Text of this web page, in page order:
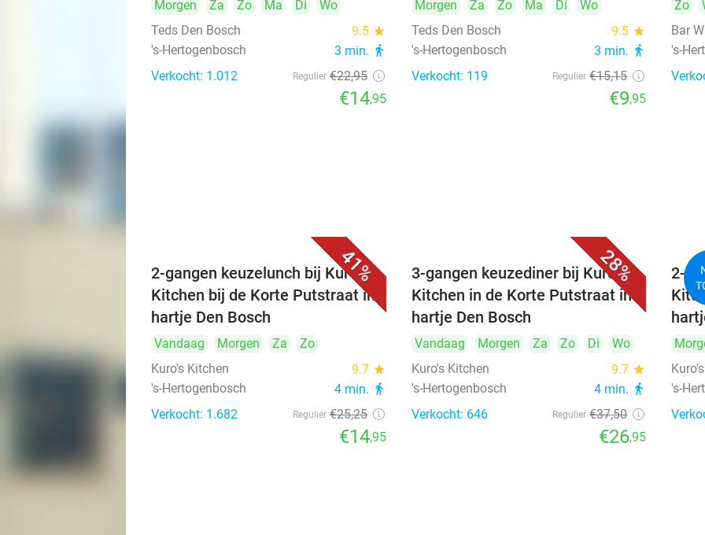
Morgen Za Zo Ma Di
Wo
Teds Den Bosch
9.5 star
's-Hertogenbosch 3 min. directions_walk
Verkocht: 1.012 Regulier €22,95
€14,95
Morgen Za Zo Ma Di
Wo
Teds Den Bosch
9.5 star
's-Hertogenbosch 3 min. directions_walk
Verkocht: 119 Regulier €15,15
€9,95
Zo
Bar
's-
41%
2-gangen keuzelunch bij Kuro's
Kitchen bij de Korte Putstraat in
hartje Den Bosch
Vandaag Morgen Za
Zo
Kuro's Kitchen
9.7 star
's-Hertogenbosch 4 min. directions_walk
Verkocht: 1.682 Regulier €25,25
€14,95
28%
3-gangen keuzediner bij Kuro's
Kitchen in de Korte Putstraat in
hartje Den Bosch
Vandaag Morgen Za Zo Di
Wo
Kuro's Kitchen
9.7 star
's-Hertogenbosch 4 min. directions_walk
Verkocht: 646 Regulier €37,50
€26,95
2-
's-